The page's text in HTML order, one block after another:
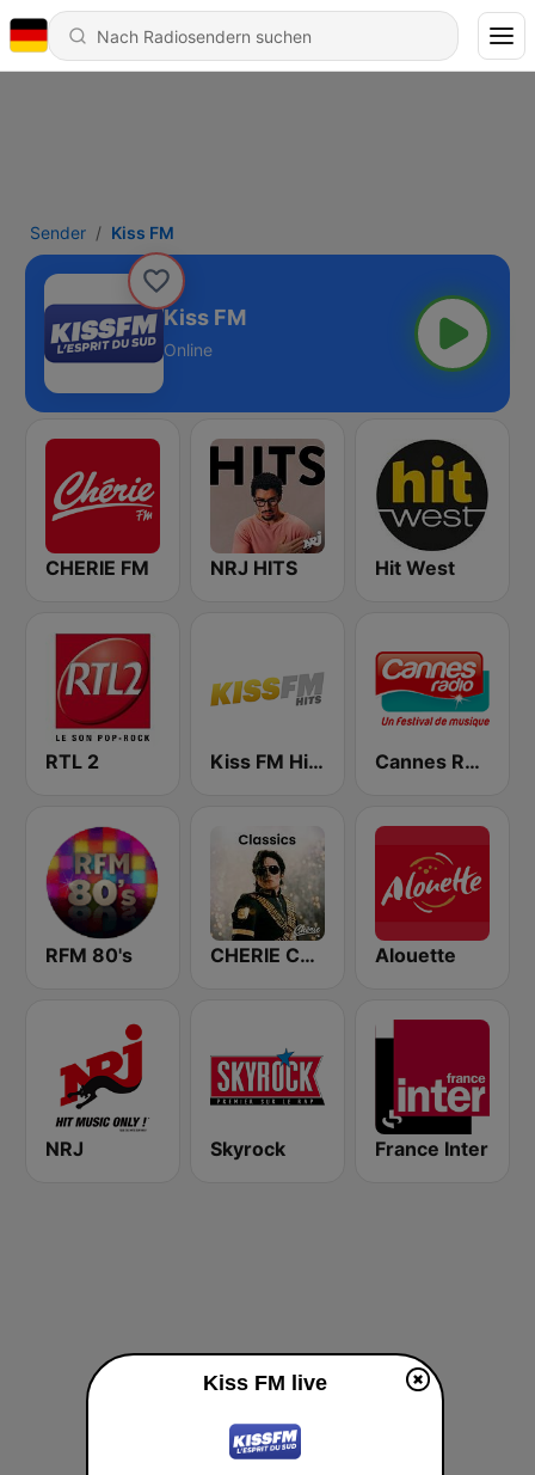
Sender Kiss FM
Kiss FM
Online
CHERIE FM NRJ HITS Hit West
RTL 2 Kiss FM Hits Cannes Radio
RFM 80's CHERIE CLASSICS Alouette
NRJ Skyrock France Inter
Kiss FM live